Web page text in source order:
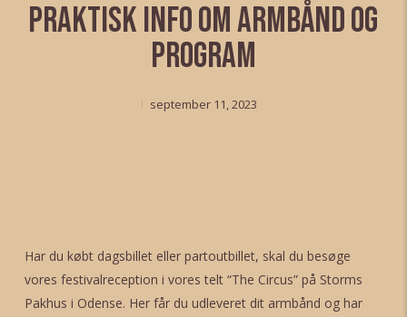
Praktisk info om armbånd og
program
september 11, 2023
Har du købt dagsbillet eller partoutbillet, skal du besøge
vores festivalreception i vores telt “The Circus” på Storms
Pakhus i Odense. Her får du udleveret dit armbånd og har